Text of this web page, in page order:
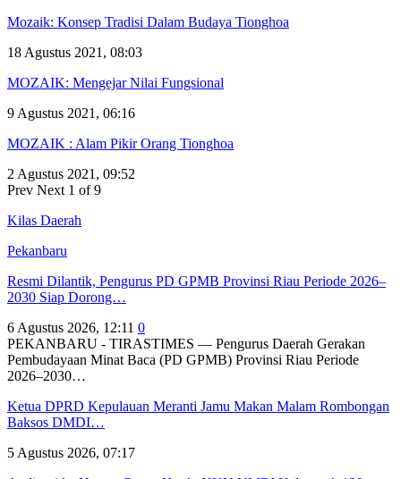
Mozaik: Konsep Tradisi Dalam Budaya Tionghoa
18 Agustus 2021, 08:03
MOZAIK: Mengejar Nilai Fungsional
9 Agustus 2021, 06:16
MOZAIK : Alam Pikir Orang Tionghoa
2 Agustus 2021, 09:52
Prev Next 1 of 9
Kilas Daerah
Pekanbaru
Resmi Dilantik, Pengurus PD GPMB Provinsi Riau Periode 2026–
2030 Siap Dorong…
6 Agustus 2026, 12:11 0
PEKANBARU - TIRASTIMES — Pengurus Daerah Gerakan
Pembudayaan Minat Baca (PD GPMB) Provinsi Riau Periode
2026–2030…
Ketua DPRD Kepulauan Meranti Jamu Makan Malam Rombongan
Baksos DMDI…
5 Agustus 2026, 07:17